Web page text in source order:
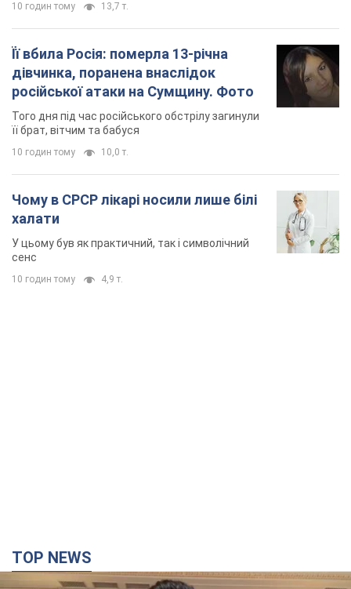
10 годин тому 13,7 т.
Її вбила Росія: померла 13-річна
дівчинка, поранена внаслідок
російської атаки на Сумщину. Фото
Того дня під час російського обстрілу загинули
її брат, вітчим та бабуся
10 годин тому 10,0 т.
Чому в СРСР лікарі носили лише білі
халати
У цьому був як практичний, так і символічний
сенс
10 годин тому 4,9 т.
TOP NEWS